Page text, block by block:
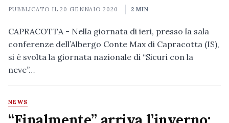
PUBBLICATO IL20 GENNAIO 2020 2 MIN
CAPRACOTTA - Nella giornata di ieri, presso la sala
conferenze dell’Albergo Conte Max di Capracotta (IS),
si è svolta la giornata nazionale di “Sicuri con la
neve”…
NEWS